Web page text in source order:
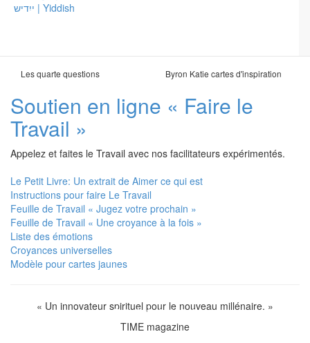
ייִדיש | Yiddish
Aimer sans limites
Les quarte questions Byron Katie cartes d'inspiration
Soutien en ligne « Faire le
Travail »
Appelez et faites le Travail avec nos facilitateurs expérimentés.
Le Petit Livre: Un extrait de Aimer ce qui est
Instructions pour faire Le Travail
Feuille de Travail « Jugez votre prochain »
Feuille de Travail « Une croyance à la fois »
Liste des émotions
Croyances universelles
Modèle pour cartes jaunes
« Un innovateur spirituel pour le nouveau millénaire. »
TIME magazine